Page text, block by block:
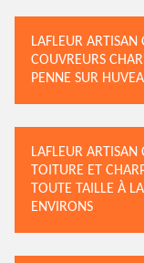
LAFLEUR
COUVREURS
PENNE SUR
LAFLEUR
TOITURE ET
TOUTE TAILLE À
ENVIRONS